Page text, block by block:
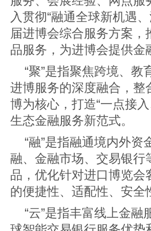
入贯彻“融通全球新机遇
届进博会综合服务方案，
品服务，为进博会提供金
“聚”是指聚焦跨境、
进博服务的深度融合，整
博为核心，打造“一点接
生态金融服务新范式。
“融”是指融通境内外
融、金融市场、交易银行
品，优化针对进口博览
的便捷性、适配性、安全
“云”是指丰富线上金